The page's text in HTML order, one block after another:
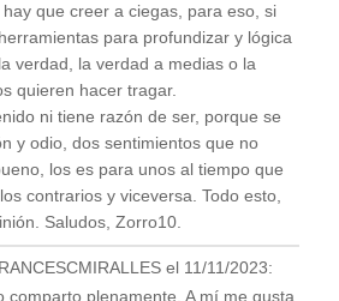
que creer a ciegas, para eso, si
para profundizar y lógica
verdad, la verdad a medias o la
quieren hacer tragar.
ni tiene razón de ser, porque se
y odio, dos sentimientos que no
los es para unos al tiempo que
contrarios y viceversa. Todo esto,
Saludos, Zorro10.
el 11/11/2023:
comparto plenamente. A mí me gusta